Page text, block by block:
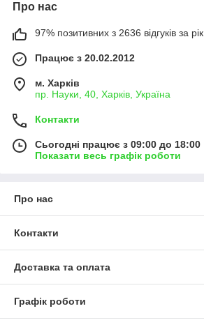
Про нас
97% позитивних з 2636 відгуків за рік
Працює з 20.02.2012
м. Харків
пр. Науки, 40, Харків, Україна
Контакти
Сьогодні працює з 09:00 до 18:00
Показати весь графік роботи
Про нас
Контакти
Доставка та оплата
Графік роботи